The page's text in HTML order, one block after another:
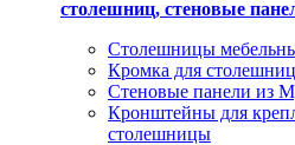
столешниц, стеновые
Столешницы
Кромка для столешниц
Стеновые панели из
Кронштейны для
столешницы